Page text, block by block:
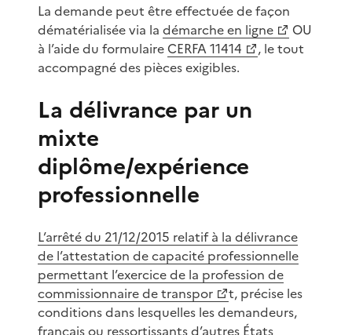
La demande peut être effectuée de façon
dématérialisée via la démarche en ligne
OU
à l’aide du formulaire CERFA 11414
, le tout
accompagné des pièces exigibles.
La délivrance par un
mixte
diplôme/expérience
professionnelle
L’arrêté du 21/12/2015 relatif à la délivrance
de l’attestation de capacité professionnelle
permettant l’exercice de la profession de
commissionnaire de transpor
t, précise les
conditions dans lesquelles les demandeurs,
français ou ressortissants d’autres États